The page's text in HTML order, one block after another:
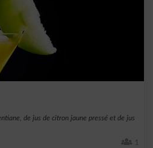
de jus de citron jaune pressé et de jus
1